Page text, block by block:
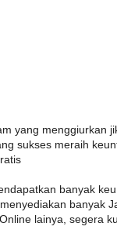
yang menggiurkan
sukses meraih
banyak
banyak
lainya, segera